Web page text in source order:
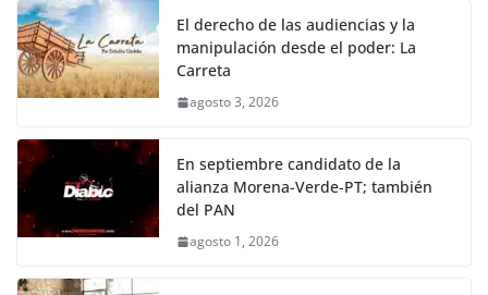
El derecho de las audiencias y la
manipulación desde el poder: La
Carreta
agosto 3, 2026
En septiembre candidato de la
alianza Morena-Verde-PT; también
del PAN
agosto 1, 2026